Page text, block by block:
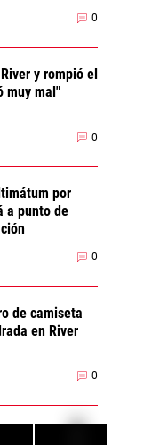
0
y rompió el
muy mal"
0
por
a punto de
0
de camiseta
en River
0